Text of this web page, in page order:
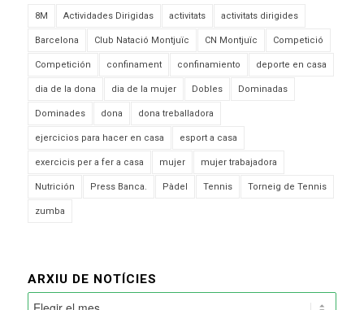
8M Actividades Dirigidas activitats activitats dirigides
Barcelona Club Natació Montjuïc CN Montjuïc Competició
Competición confinament confinamiento deporte en casa
dia de la dona dia de la mujer Dobles Dominadas
Dominades dona dona treballadora
ejercicios para hacer en casa esport a casa
exercicis per a fer a casa mujer mujer trabajadora
Nutrición Press Banca. Pàdel Tennis Torneig de Tennis
zumba
ARXIU DE NOTÍCIES